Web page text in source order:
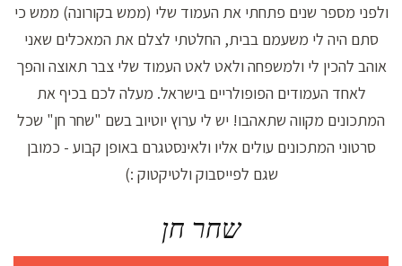
ולפני מספר שנים פתחתי את העמוד שלי (ממש בקורונה) ממש כי
סתם היה לי משעמם בבית, החלטתי לצלם את המאכלים שאני
אוהב להכין לי ולמשפחה ולאט לאט העמוד שלי צבר תאוצה והפך
לאחד העמודים הפופולריים בישראל. מעלה לכם בכיף את
המתכונים מקווה שתאהבו! יש לי ערוץ יוטיוב בשם "שחר חן" שכל
סרטוני המתכונים עולים אליו ולאינסטגרם באופן קבוע - כמובן
שגם לפייסבוק ולטיקטוק :)
שחר חן